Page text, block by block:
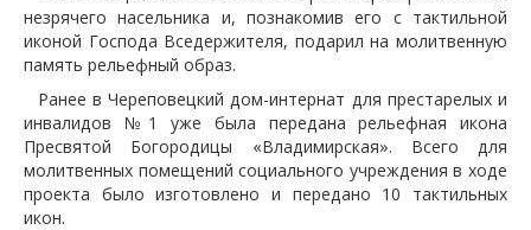
незрячего насельника и, познакомив его с тактильной
иконой Господа Вседержителя, подарил на молитвенную
память рельефный образ.
Ранее в Череповецкий дом-интернат для престарелых и
инвалидов №1 уже была передана рельефная икона
Пресвятой Богородицы «Владимирская». Всего для
молитвенных помещений социального учреждения в ходе
проекта было изготовлено и передано 10 тактильных
икон.